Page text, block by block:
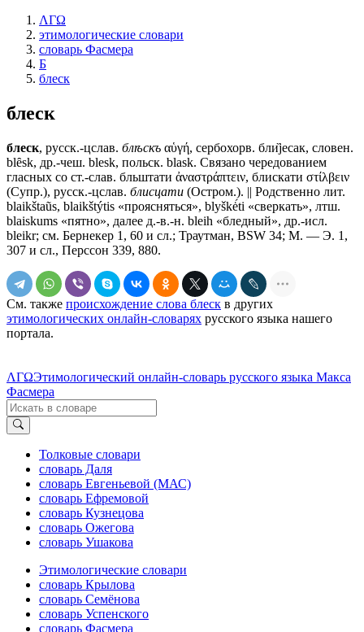
ΛΓΩ
этимологические словари
словарь Фасмера
Б
блеск
блеск
блеск, русск.-цслав. блѣскъ αὑγή, сербохорв. бли̏jесак, словен.
blȇsk, др.-чеш. blesk, польск. blask. Связано чередованием
гласных со ст.-слав. бльштати ἀναστράπτειν, блискати στίλβειν
(Супр.), русск.-цслав. блисцати (Остром.). || Родственно лит.
blaikštaũs, blaikštýtis «проясняться», blyškė́ti «сверкать», лтш.
blaiskums «пятно», далее д.-в.-н. bleih «бледный», др.-исл.
bleikr; см. Бернекер 1, 60 и сл.; Траутман, BSW 34; М. — Э. 1,
307 и сл., Перссон 339, 880.
См. также происхождение слова блеск в других
этимологических онлайн-словарях русского языка нашего
портала.
ΛΓΩЭтимологический онлайн-словарь русского языка Макса
Фасмера
Толковые словари
словарь Даля
словарь Евгеньевой (МАС)
словарь Ефремовой
словарь Кузнецова
словарь Ожегова
словарь Ушакова
Этимологические словари
словарь Крылова
словарь Семёнова
словарь Успенского
словарь Фасмера